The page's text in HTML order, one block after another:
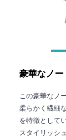
豪華なノー
この豪華なノ
柔らかく繊細
を特徴として
スタイリッシ